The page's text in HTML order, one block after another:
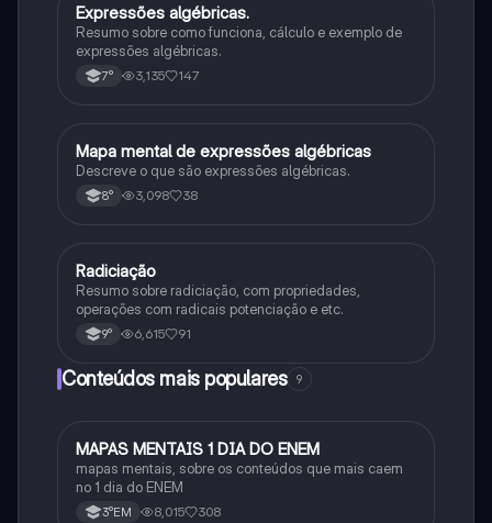
Matematica
Expressões algébricas.
Resumo sobre como funciona, cálculo e exemplo de
expressões algébricas.
7° 3,135 147
Matematica
Mapa mental de expressões algébricas
Descreve o que são expressões algébricas.
8° 3,098 38
Matematica
Radiciação
Resumo sobre radiciação, com propriedades,
operações com radicais potenciação e etc.
9° 6,615 91
Conteúdos mais populares 9
Português
MAPAS MENTAIS 1 DIA DO ENEM
mapas mentais, sobre os conteúdos que mais caem
no 1 dia do ENEM
3°EM 8,015 308